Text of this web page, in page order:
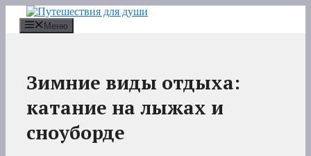
Перейти
содержимому
Меню
Зимние виды отдыха:
катание на лыжах и
сноуборде